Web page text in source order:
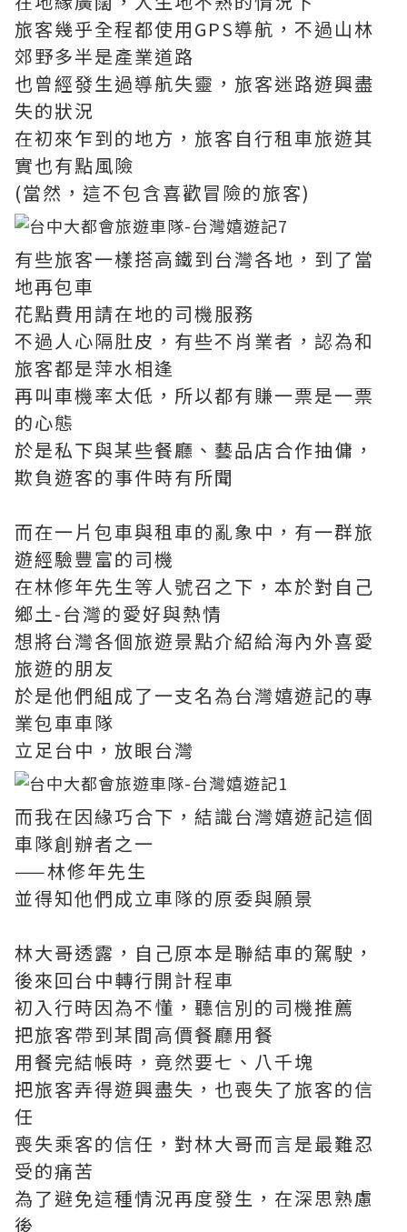
旅客幾乎全程都使用GPS導航，不過山林
郊野多半是產業道路
也曾經發生過導航失靈，旅客迷路遊興盡
失的狀況
在初來乍到的地方，旅客自行租車旅遊其
實也有點風險
(當然，這不包含喜歡冒險的旅客)
有些旅客一樣搭高鐵到台灣各地，到了當
地再包車
花點費用請在地的司機服務
不過人心隔肚皮，有些不肖業者，認為和
旅客都是萍水相逢
再叫車機率太低，所以都有賺一票是一票
的心態
於是私下與某些餐廳、藝品店合作抽傭，
欺負遊客的事件時有所聞
而在一片包車與租車的亂象中，有一群旅
遊經驗豐富的司機
在林修年先生等人號召之下，本於對自己
鄉土-台灣的愛好與熱情
想將台灣各個旅遊景點介紹給海內外喜愛
旅遊的朋友
於是他們組成了一支名為台灣嬉遊記的專
業包車車隊
立足台中，放眼台灣
而我在因緣巧合下，結識台灣嬉遊記這個
車隊創辦者之一
——林修年先生
並得知他們成立車隊的原委與願景
林大哥透露，自己原本是聯結車的駕駛，
後來回台中轉行開計程車
初入行時因為不懂，聽信別的司機推薦
把旅客帶到某間高價餐廳用餐
用餐完結帳時，竟然要七、八千塊
把旅客弄得遊興盡失，也喪失了旅客的信
任
喪失乘客的信任，對林大哥而言是最難忍
受的痛苦
為了避免這種情況再度發生，在深思熟慮
後